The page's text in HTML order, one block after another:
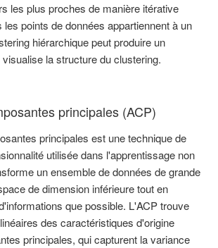
les plus proches de manière itérative
les points de données appartiennent à un
hiérarchique peut produire un
la structure du clustering.
principales (ACP)
principales est une technique de
utilisée dans l'apprentissage non
un ensemble de données de grande
de dimension inférieure tout en
que possible. L'ACP trouve
des caractéristiques d'origine
principales, qui capturent la variance